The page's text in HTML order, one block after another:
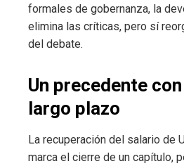
formales de gobernanza, la
elimina las críticas, pero sí
del debate.
Un precedente
largo plazo
La recuperación del salario de
marca el cierre de un capítulo,